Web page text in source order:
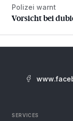
Vorsicht bei
Polizei warnt
Vorsicht bei
SERVICES